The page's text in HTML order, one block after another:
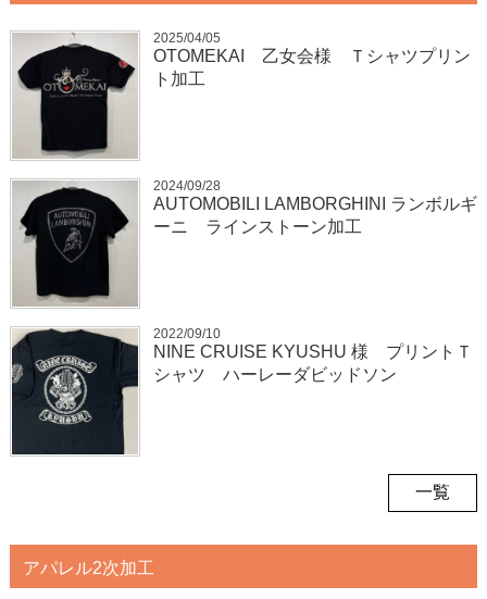
2025/04/05
OTOMEKAI 乙女会様 Ｔシャツプリン
ト加工
2024/09/28
AUTOMOBILI LAMBORGHINI ランボルギ
ーニ ラインストーン加工
2022/09/10
NINE CRUISE KYUSHU 様 プリントＴ
シャツ ハーレーダビッドソン
一覧
アパレル2次加工